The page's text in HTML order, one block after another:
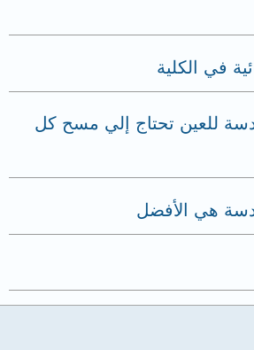
في الكلية
للعين تحتاج إلي مسح كل
هي الأفضل